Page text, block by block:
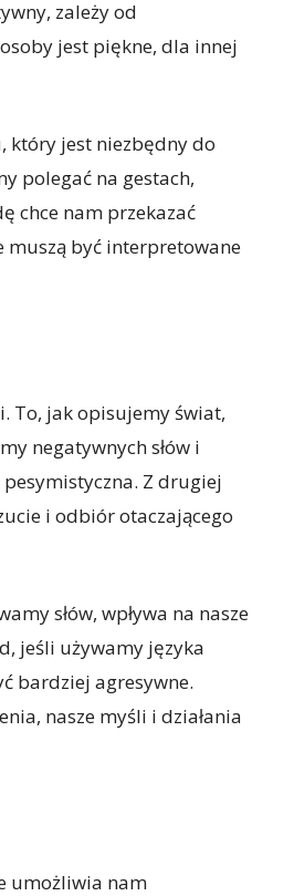
zależy od
jest piękne, dla innej
który jest niezbędny do
polegać na gestach,
chce nam przekazać
muszą być interpretowane
To, jak opisujemy świat,
negatywnych słów i
Z drugiej
i odbiór otaczającego
słów, wpływa na nasze
jeśli używamy języka
bardziej agresywne.
nasze myśli i działania
umożliwia nam